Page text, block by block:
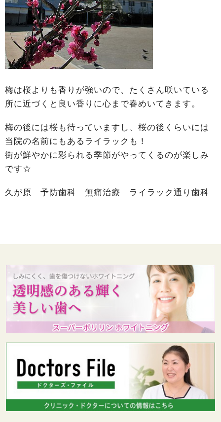
梅は桜よりも香りが強いので、たくさん咲いている
所に近づくと良い香りに心まで春めいてきます。
梅の後には桜も待っていますし、桜の後くらいには
当院の名前にもあるライラックも！
街が鮮やかに彩られる季節がやってくるのが楽しみ
です☆
久が原 予防歯科 無痛治療 ライラック通り歯科